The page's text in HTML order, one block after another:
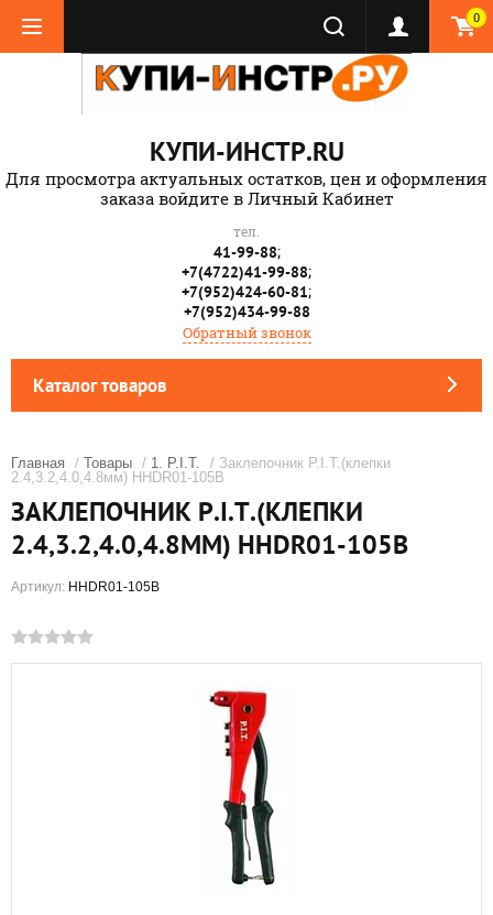
0
КУПИ-ИНСТР.RU
Для просмотра актуальных остатков, цен и оформления
заказа войдите в Личный Кабинет
тел.
41-99-88;
+7(4722)41-99-88;
+7(952)424-60-81;
+7(952)434-99-88
Обратный звонок
Каталог товаров
Главная / Товары / 1. P.I.T.
/ Заклепочник P.I.T.(клепки
2.4,3.2,4.0,4.8мм) HHDR01-105В
ЗАКЛЕПОЧНИК P.I.T.(КЛЕПКИ
2.4,3.2,4.0,4.8ММ) HHDR01-105В
Артикул: HHDR01-105B